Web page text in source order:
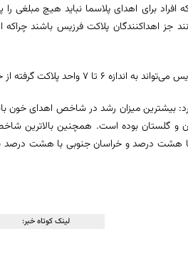
برای اهدای پلاسما نباید هیچ مبلغی را
جز اهداکنندگان پلاکت فرزیس باشند
خون‌های اهدایی، اثربخشی داشته باشد.
و گلستان بوده است. همچنین بالاترین
هشت درصد و خراسان جنوبی با هشت
لینک کوتاه خبر: